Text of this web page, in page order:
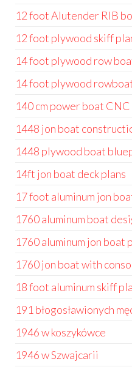
12 foot Alutender RIB
12 foot plywood skiff
14 foot plywood row
14 foot plywood
140 cm power boat CNC
1448 jon boat
1448 plywood boat
14ft jon boat deck plans
17 foot aluminum jon
1760 aluminum boat
1760 aluminum jon boat
1760 jon boat with
18 foot aluminum skiff
191 błogosławionych
1946 w koszykówce
1946 w Szwajcarii